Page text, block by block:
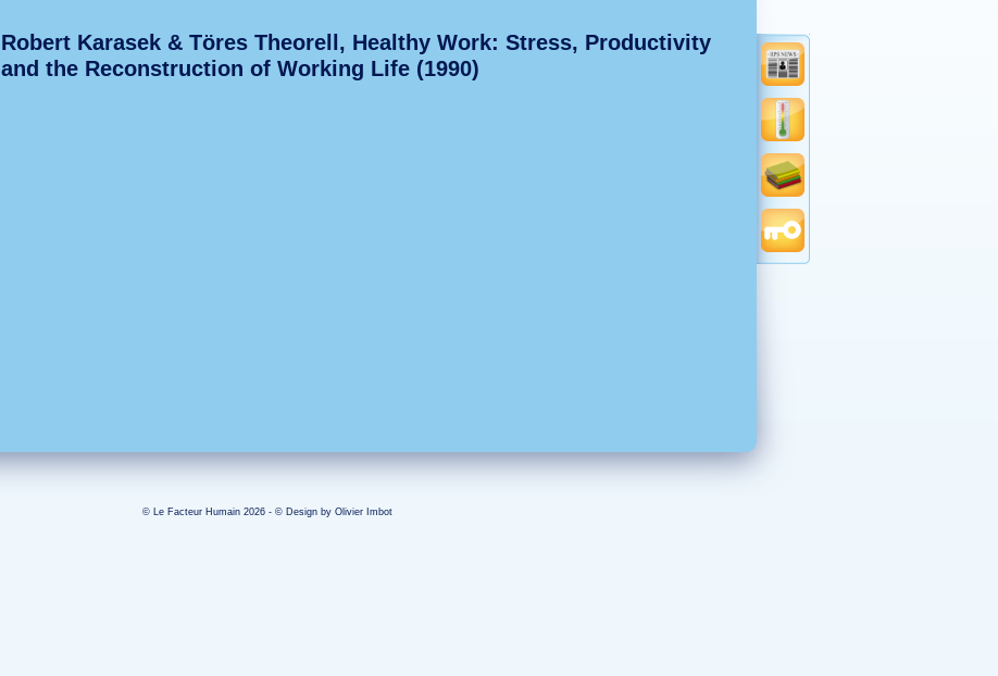
Robert Karasek & Töres Theorell, Healthy Work: Stress, Productivity
and the Reconstruction of Working Life (1990)
© Le Facteur Humain 2026 - © Design by Olivier Imbot